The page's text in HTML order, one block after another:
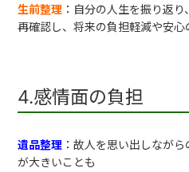
生前整理 ：自分の人生を振り返
再確認し、将来の負担軽減や安心
4.感情面の負担
遺品整理 ：故人を思い出しなが
が大きいことも